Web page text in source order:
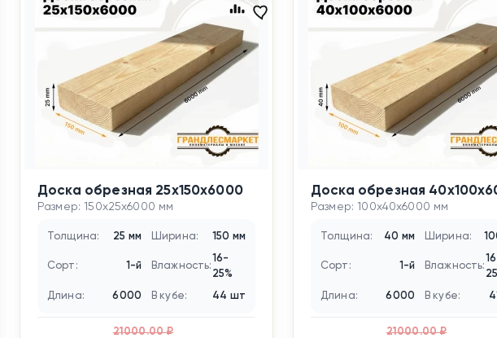
Доска обрезная 25х150х6000
Размер: 150x25x6000 мм
Толщина: 25 мм Ширина: 150 мм
Сорт: 1-й Влажность:
16-
25%
Длина: 6000 В кубе: 44 шт
21000.00 ₽
Доска обрезная
Размер: 100x40x6000 мм
Толщина: 40 мм Ширина:
Сорт: 1-й Влажность:
Длина: 6000 В кубе:
21000.00 ₽